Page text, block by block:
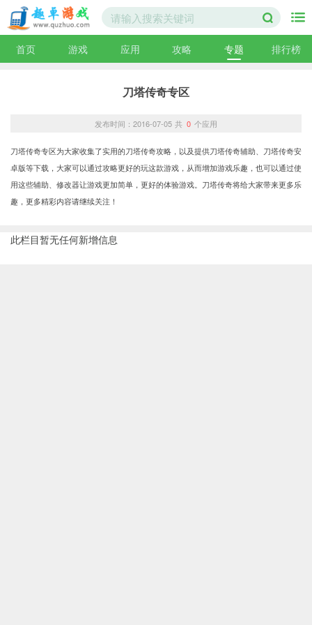
首页 游戏 应用 攻略 专题 排行榜
刀塔传奇专区
发布时间：2016-07-05 共 0 个应用
刀塔传奇专区为大家收集了实用的刀塔传奇攻略，以及提供刀塔传奇辅助、刀塔传奇安
卓版等下载，大家可以通过攻略更好的玩这款游戏，从而增加游戏乐趣，也可以通过使
用这些辅助、修改器让游戏更加简单，更好的体验游戏。刀塔传奇将给大家带来更多乐
趣，更多精彩内容请继续关注！
此栏目暂无任何新增信息